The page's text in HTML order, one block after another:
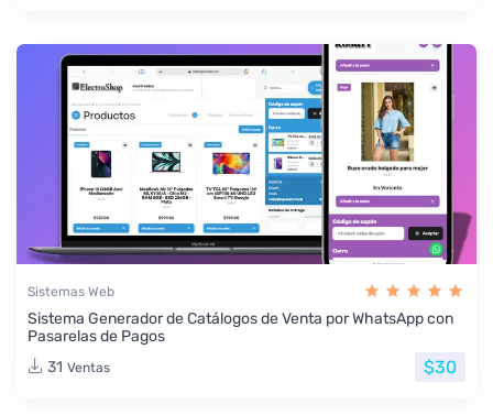
Sistemas Web
Sistema Generador de Catálogos de Venta por WhatsApp con
Pasarelas de Pagos
31 Ventas $30